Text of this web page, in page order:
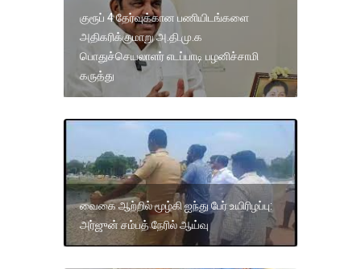
குரூப் 4 தேர்வுக்கான பணியிடங்களை
அதிகரிக்குமாறு அ.தி.மு.க
பொதுச்செயலாளர் எடப்பாடி பழனிச்சாமி
கருத்து
வைகை ஆற்றில் மூழ்கி ஐந்து பேர் உயிரிழப்பு:
அர்ஜுன் சம்பத் நேரில் ஆய்வு